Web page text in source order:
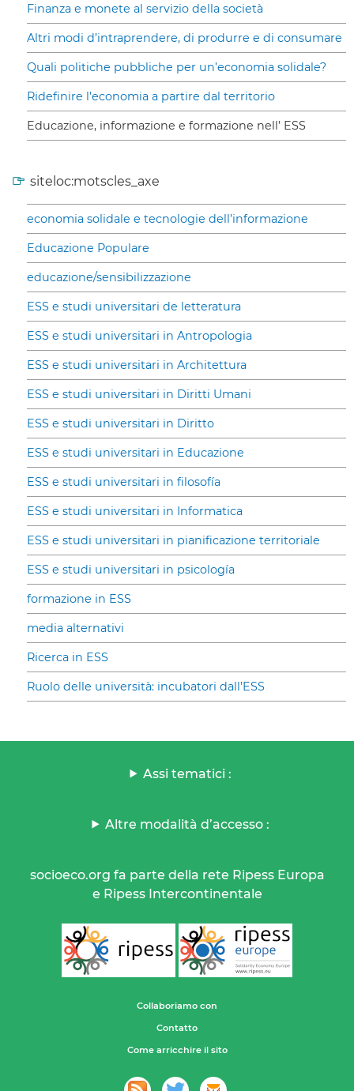
Finanza e monete al servizio della società
Altri modi d’intraprendere, di produrre e di consumare
Quali politiche pubbliche per un’economia solidale?
Ridefinire l’economia a partire dal territorio
Educazione, informazione e formazione nell’ ESS
siteloc:motscles_axe
economia solidale e tecnologie dell’informazione
Educazione Populare
educazione/sensibilizzazione
ESS e studi universitari de letteratura
ESS e studi universitari in Antropologia
ESS e studi universitari in Architettura
ESS e studi universitari in Diritti Umani
ESS e studi universitari in Diritto
ESS e studi universitari in Educazione
ESS e studi universitari in filosofía
ESS e studi universitari in Informatica
ESS e studi universitari in pianificazione territoriale
ESS e studi universitari in psicología
formazione in ESS
media alternativi
Ricerca in ESS
Ruolo delle università: incubatori dall’ESS
Assi tematici :
Altre modalità d’accesso :
socioeco.org fa parte della rete Ripess Europa
e Ripess Intercontinentale
Collaboriamo con
Contatto
Come arricchire il sito